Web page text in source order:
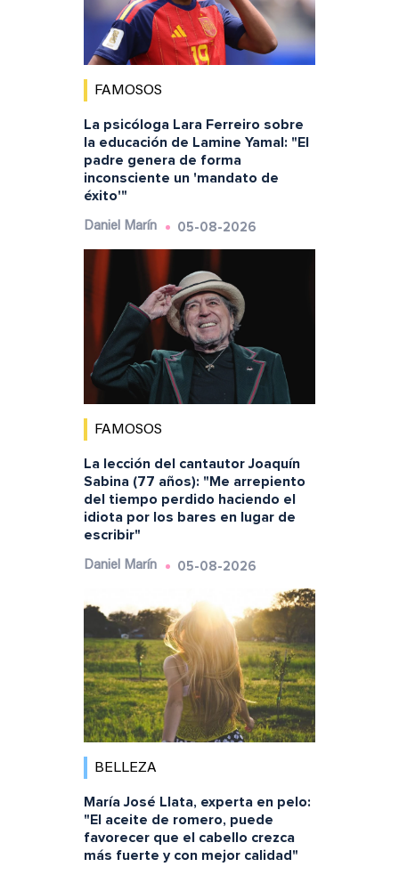
FAMOSOS
La psicóloga Lara Ferreiro sobre
la educación de Lamine Yamal: "El
padre genera de forma
inconsciente un 'mandato de
éxito'"
Daniel Marín 05-08-2026
FAMOSOS
La lección del cantautor Joaquín
Sabina (77 años): "Me arrepiento
del tiempo perdido haciendo el
idiota por los bares en lugar de
escribir"
Daniel Marín 05-08-2026
BELLEZA
María José Llata, experta en pelo:
"El aceite de romero, puede
favorecer que el cabello crezca
más fuerte y con mejor calidad"